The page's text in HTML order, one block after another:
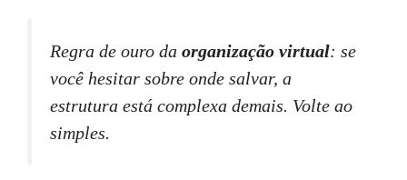
Regra de ouro da organização virtual: se
você hesitar sobre onde salvar, a
estrutura está complexa demais. Volte ao
simples.